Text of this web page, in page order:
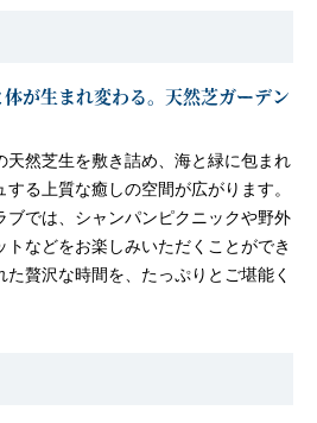
が生まれ変わる。天然芝ガーデン
天然芝生を敷き詰め、海と緑に包まれ
る上質な癒しの空間が広がります。
ブでは、シャンパンピクニックや野外
などをお楽しみいただくことができ
た贅沢な時間を、たっぷりとご堪能く